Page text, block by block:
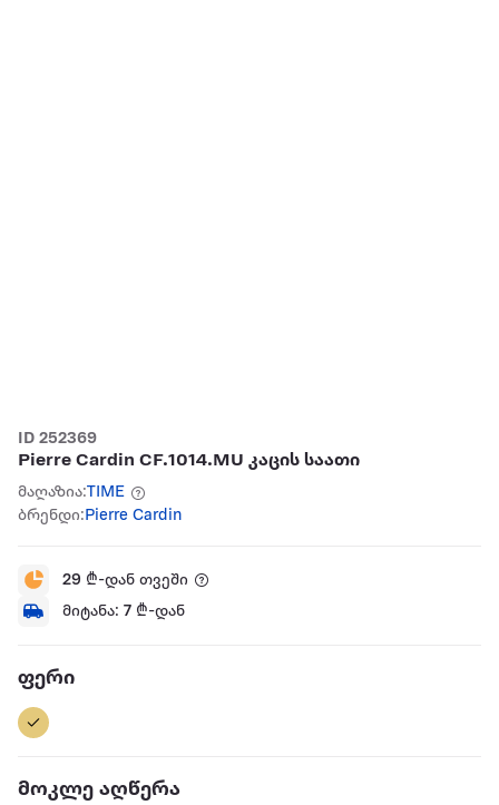
ID 252369
Pierre Cardin CF.1014.MU კაცის საათი
მაღაზია:TIME
ბრენდი:Pierre Cardin
29 ₾-დან თვეში
მიტანა: 7 ₾-დან
ფერი
მოკლე აღწერა